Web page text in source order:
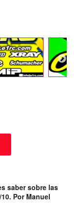
saber sobre las
Por Manuel